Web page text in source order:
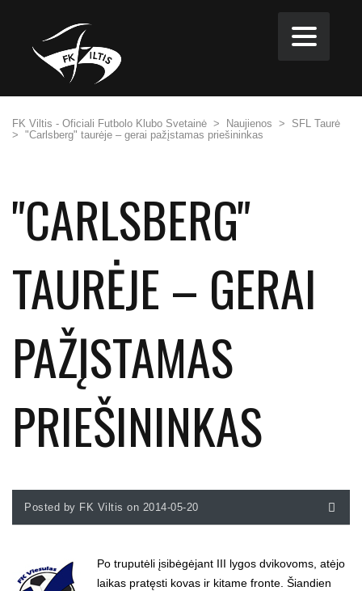
FK Viltis - Oficiali Futbolo Klubo Svetainė > Naujienos >
SFL Taurė
> "Carlsberg" taurėje – gerai pažįstamas priešininkas
"CARLSBERG"
TAURĖJE – GERAI
PAŽĮSTAMAS
PRIEŠININKAS
Posted by FK Viltis on 2014-05-20
Po truputėli įsibėgėjant III lygos dvikovoms, atėjo
laikas pratęsti kovas ir kitame fronte. Šiandien